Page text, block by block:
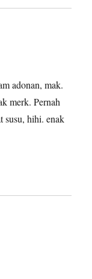
adonan, mak.
merk. Pernah
susu, hihi. enak